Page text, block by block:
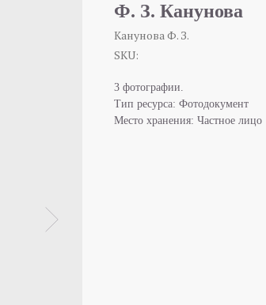
Ф. З. Канунова
Канунова Ф. З.
SKU:
3 фотографии.
Тип ресурса: Фотодокумент
Место хранения: Частное лицо